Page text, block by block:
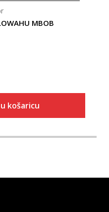
MBOB
košaricu